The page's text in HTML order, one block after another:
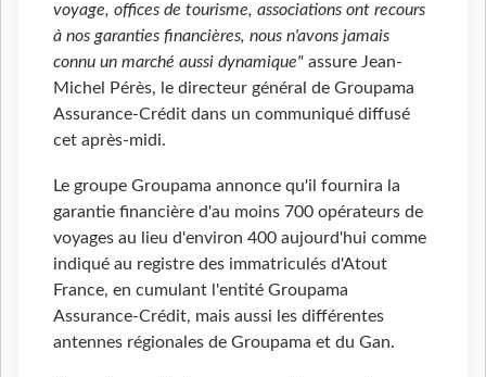
voyage, offices de tourisme, associations ont recours
à nos garanties financières, nous n'avons jamais
connu un marché aussi dynamique" assure Jean-
Michel Pérès, le directeur général de Groupama
Assurance-Crédit dans un communiqué diffusé
cet après-midi.
Le groupe Groupama annonce qu'il fournira la
garantie financière d'au moins 700 opérateurs de
voyages au lieu d'environ 400 aujourd'hui comme
indiqué au registre des immatriculés d'Atout
France, en cumulant l'entité Groupama
Assurance-Crédit, mais aussi les différentes
antennes régionales de Groupama et du Gan.